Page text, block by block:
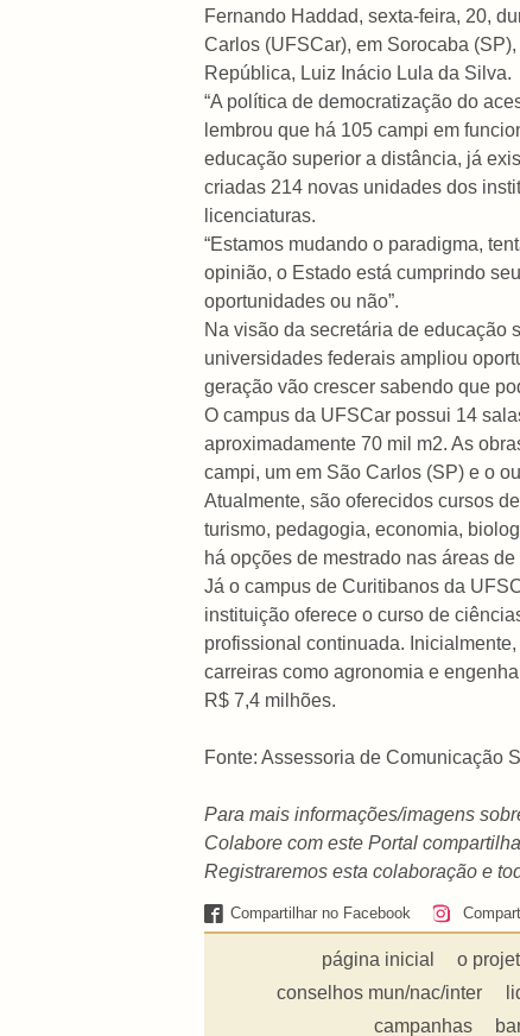
Fernando Haddad, sexta-feira, 20,
Carlos (UFSCar), em Sorocaba
República, Luiz Inácio Lula da Silva.
“A política de democratização do
lembrou que há 105 campi em
educação superior a distância, já
criadas 214 novas unidades dos
licenciaturas.
“Estamos mudando o paradigma,
opinião, o Estado está cumprindo
oportunidades ou não”.
Na visão da secretária de educação
universidades federais ampliou
geração vão crescer sabendo que
O campus da UFSCar possui 14
aproximadamente 70 mil m2. As
campi, um em São Carlos (SP) e o
Atualmente, são oferecidos cursos
turismo, pedagogia, economia,
há opções de mestrado nas áreas
Já o campus de Curitibanos da
instituição oferece o curso de
profissional continuada.
carreiras como agronomia e
R$ 7,4 milhões.
Fonte: Assessoria de Comunicação
Para mais informações/imagens
Colabore com este Portal
Registraremos esta colaboração e
Compartilhar no Facebook
página inicial o
conselhos mun/nac/inter
campanhas